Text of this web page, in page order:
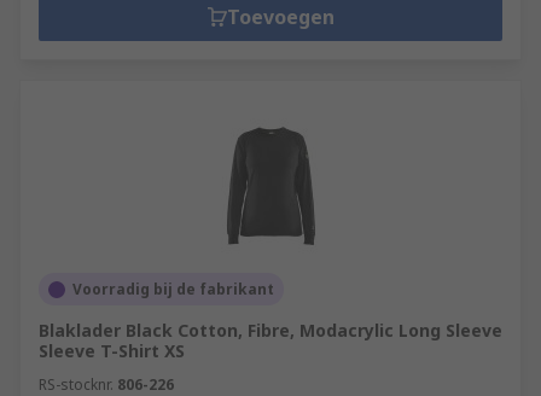
Toevoegen
Voorradig bij de fabrikant
Blaklader Black Cotton, Fibre, Modacrylic Long Sleeve
Sleeve T-Shirt XS
RS-stocknr. 806-226